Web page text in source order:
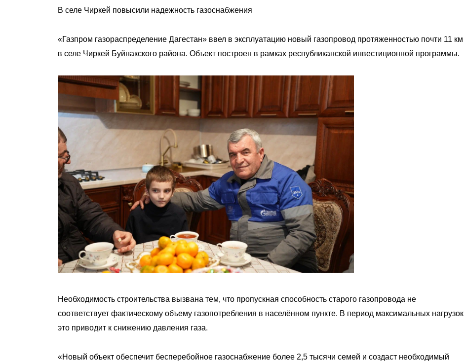
В селе Чиркей повысили надежность газоснабжения
«Газпром газораспределение Дагестан» ввел в эксплуатацию новый газопровод протяженностью почти 11 км
в селе Чиркей Буйнакского района. Объект построен в рамках республиканской инвестиционной программы.
Необходимость строительства вызвана тем, что пропускная способность старого газопровода не
соответствует фактическому объему газопотребления в населённом пункте. В период максимальных нагрузок
это приводит к снижению давления газа.
«Новый объект обеспечит бесперебойное газоснабжение более 2,5 тысячи семей и создаст необходимый